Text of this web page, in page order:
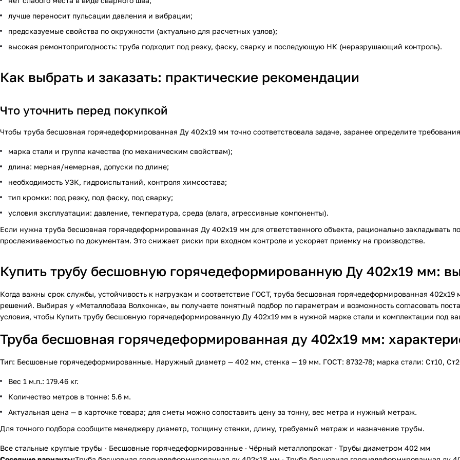
лучше переносит пульсации давления и вибрации;
предсказуемые свойства по окружности (актуально для расчетных узлов);
высокая ремонтопригодность: труба подходит под резку, фаску, сварку и последующую НК (неразрушающий контроль).
Как выбрать и заказать: практические рекомендации
Что уточнить перед покупкой
Чтобы труба бесшовная горячедеформированная Ду 402х19 мм точно соответствовала задаче, заранее определите
марка стали и группа качества (по механическим свойствам);
длина: мерная/немерная, допуски по длине;
необходимость УЗК, гидроиспытаний, контроля химсостава;
тип кромки: под резку, под фаску, под сварку;
условия эксплуатации: давление, температура, среда (влага, агрессивные компоненты).
Если нужна труба бесшовная горячедеформированная Ду 402х19 мм для ответственного объекта, рационально закладывать
прослеживаемостью по документам. Это снижает риски при входном контроле и ускоряет приемку на производстве.
Купить трубу бесшовную горячедеформированную Ду 402х19 мм:
Когда важны срок службы, устойчивость к нагрузкам и соответствие ГОСТ, труба бесшовная горячедеформированная
решений. Выбирая у «Металлобаза Волхонка», вы получаете понятный подбор по параметрам и возможность согласовать
условия, чтобы Купить трубу бесшовную горячедеформированную Ду 402х19 мм в нужной марке стали и комплектации под
Труба бесшовная горячедеформированная ду 402х19 мм:
Тип: Бесшовные горячедеформированные. Наружный диаметр — 402 мм, стенка — 19 мм. ГОСТ: 8732-78; марка стали: Ст10,
Вес 1 м.п.: 179.46 кг.
Количество метров в тонне: 5.6 м.
Актуальная цена — в карточке товара; для сметы можно сопоставить цену за тонну, вес метра и нужный метраж.
Для точного подбора сообщите менеджеру диаметр, толщину стенки, длину, требуемый метраж и назначение трубы.
Все стальные круглые трубы · Бесшовные горячедеформированные · Чёрный металлопрокат · Трубы диаметром 402 мм